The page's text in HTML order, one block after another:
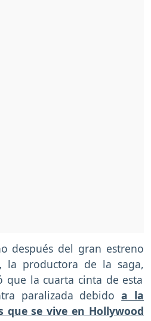
después del gran estreno
la productora de la saga,
que la cuarta cinta de esta
paralizada debidoa la
que se vive en Hollywood